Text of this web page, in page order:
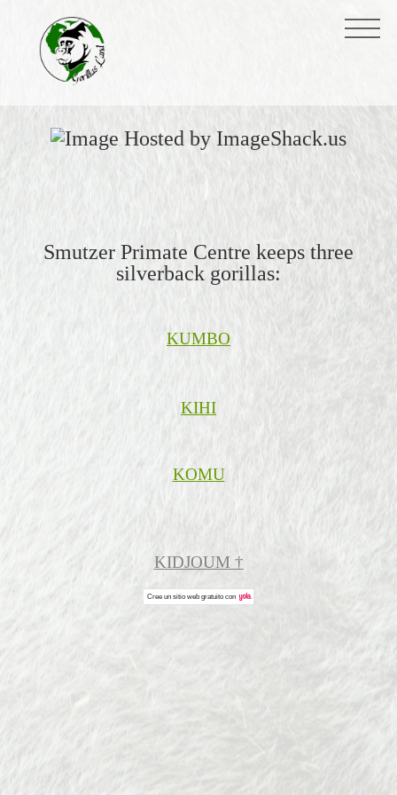
Smutzer Primate Centre keeps three
silverback gorillas:
KUMBO
KIHI
KOMU
KIDJOUM †
Cree un sitio web gratuitocon